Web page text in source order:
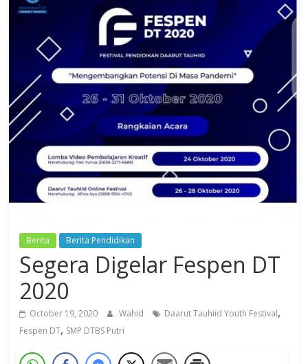
Dzikir,
Ikhtiar
Berita Berita Pendidikan
Segera Digelar Fespen DT
2020
October 19, 2020 Wahid Daarut Tauhiid Youth Festival,
Fespen DT, SMP DTBS Putri